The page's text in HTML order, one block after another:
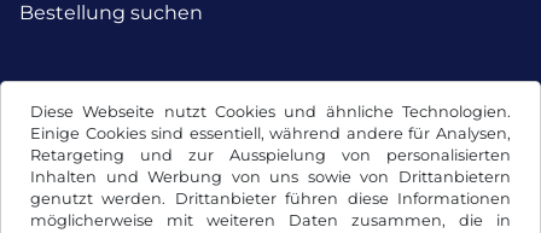
Diese Webseite nutzt Cookies und ähnliche Technologien.
Einige Cookies sind essentiell, während andere für Analysen,
Retargeting und zur Ausspielung von personalisierten
Inhalten und Werbung von uns sowie von Drittanbietern
genutzt werden. Drittanbieter führen diese Informationen
möglicherweise mit weiteren Daten zusammen, die in
Bestellung suchen
Facebook Instagram